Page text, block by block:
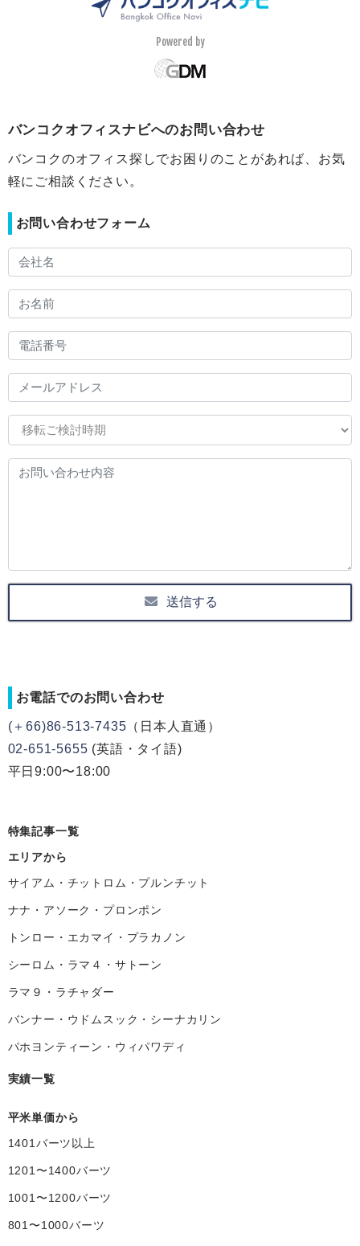
Powered by
バンコクオフィスナビへのお問い合わせ
バンコクのオフィス探しでお困りのことがあれば、お気
軽にご相談ください。
お問い合わせフォーム
送信する
お電話でのお問い合わせ
(＋66)86-513-7435 （日本人直通）
02-651-5655 (英語・タイ語)
平日9:00〜18:00
特集記事一覧
エリアから
サイアム・チットロム・プルンチット
ナナ・アソーク・プロンポン
トンロー・エカマイ・プラカノン
シーロム・ラマ４・サトーン
ラマ９・ラチャダー
バンナー・ウドムスック・シーナカリン
パホヨンティーン・ウィパワディ
実績一覧
平米単価から
1401バーツ以上
1201〜1400バーツ
1001〜1200バーツ
801〜1000バーツ